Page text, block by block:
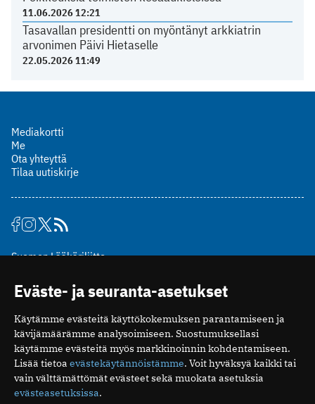
11.06.2026 12:21
Tasavallan presidentti on myöntänyt arkkiatrin
arvonimen Päivi Hietaselle
22.05.2026 11:49
Mediakortti
Me
Ota yhteyttä
Tilaa uutiskirje
Suomen Lääkäriliitto
00510 Helsinki
puh. (09) 393 091
toimitus@potilaanlaakarilehti.fi
ISSN 2323-9476
Eväste- ja seuranta-asetukset
Käytämme evästeitä käyttökokemuksen parantamiseen ja
kävijämäärämme analysoimiseen. Suostumuksellasi
käytämme evästeitä myös markkinoinnin kohdentamiseen.
Lisää tietoa evästekäytännöistämme. Voit hyväksyä kaikki tai
vain välttämättömät evästeet sekä muokata asetuksia
evästeasetuksissa.